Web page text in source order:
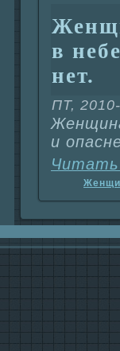
в
нет.
ПТ,
и
Читать